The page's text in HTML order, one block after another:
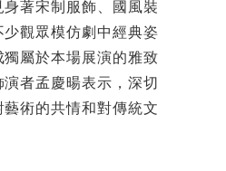
著宋制服飾、國風裝
少觀眾模仿劇中經典姿
屬於本場展演的雅致
者孟慶暘表示，深切
術的共情和對傳統文